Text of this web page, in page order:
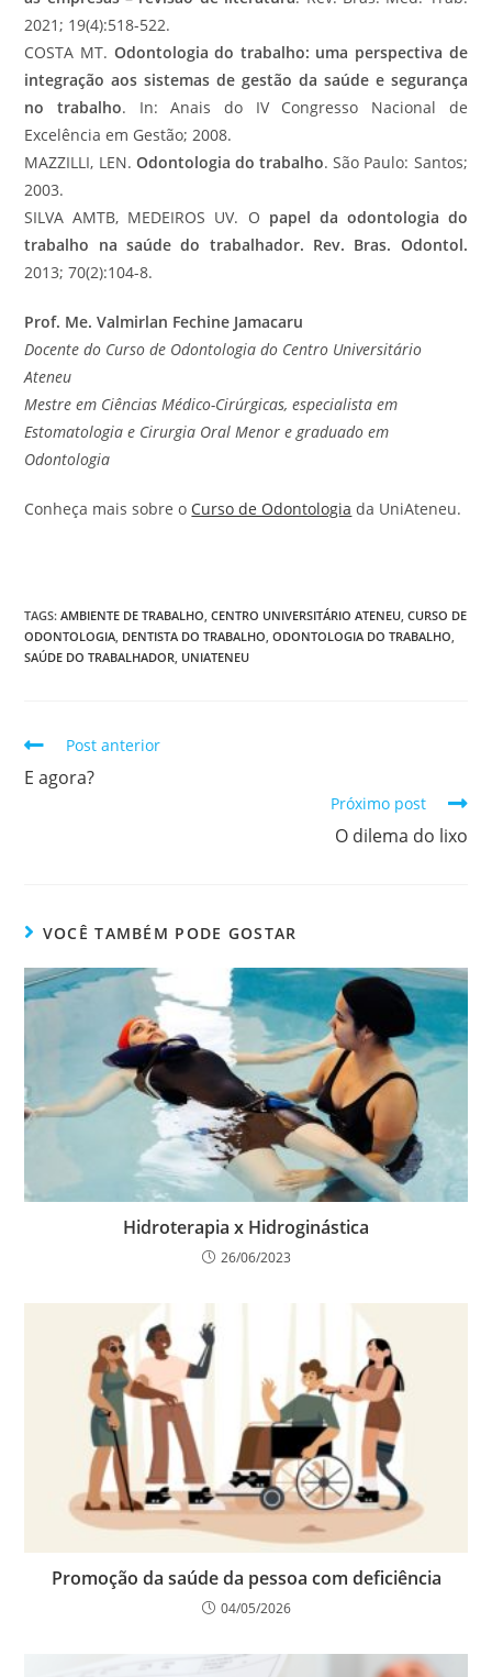
2021; 19(4):518-522.
COSTA MT. Odontologia do trabalho: uma perspectiva de
integração aos sistemas de gestão da saúde e segurança
no trabalho. In: Anais do IV Congresso Nacional de
Excelência em Gestão; 2008.
MAZZILLI, LEN. Odontologia do trabalho. São Paulo: Santos;
2003.
SILVA AMTB, MEDEIROS UV. O papel da odontologia do
trabalho na saúde do trabalhador. Rev. Bras. Odontol.
2013; 70(2):104-8.
Prof. Me. Valmirlan Fechine Jamacaru
Docente do Curso de Odontologia do Centro Universitário
Ateneu
Mestre em Ciências Médico-Cirúrgicas, especialista em
Estomatologia e Cirurgia Oral Menor e graduado em
Odontologia
Conheça mais sobre o Curso de Odontologia da UniAteneu.
TAGS:AMBIENTE DE TRABALHO, CENTRO UNIVERSITÁRIO ATENEU, CURSO DE
ODONTOLOGIA, DENTISTA DO TRABALHO, ODONTOLOGIA DO TRABALHO,
SAÚDE DO TRABALHADOR, UNIATENEU
Post anterior
E agora?
Próximo post
O dilema do lixo
VOCÊ TAMBÉM PODE GOSTAR
Hidroterapia x Hidroginástica
26/06/2023
Promoção da saúde da pessoa com deficiência
04/05/2026